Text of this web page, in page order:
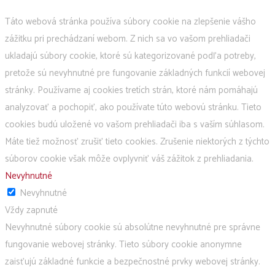
Táto webová stránka používa súbory cookie na zlepšenie vášho
zážitku pri prechádzaní webom. Z nich sa vo vašom prehliadači
ukladajú súbory cookie, ktoré sú kategorizované podľa potreby,
pretože sú nevyhnutné pre fungovanie základných funkcií webovej
stránky. Používame aj cookies tretích strán, ktoré nám pomáhajú
analyzovať a pochopiť, ako používate túto webovú stránku. Tieto
cookies budú uložené vo vašom prehliadači iba s vaším súhlasom.
Máte tiež možnosť zrušiť tieto cookies. Zrušenie niektorých z týchto
súborov cookie však môže ovplyvniť váš zážitok z prehliadania.
Nevyhnutné
Nevyhnutné
Vždy zapnuté
Nevyhnutné súbory cookie sú absolútne nevyhnutné pre správne
fungovanie webovej stránky. Tieto súbory cookie anonymne
zaisťujú základné funkcie a bezpečnostné prvky webovej stránky.